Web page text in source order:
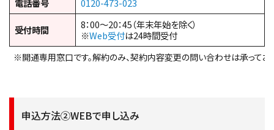
電話番号
0120-473-023
受付時間
8：00～20：45（年末年始を除く）
※Web受付は24時間受付
※開通専用窓口です。解約のみ、契約内容変更の問い合わせは承ってお
申込方法②WEBで申し込み